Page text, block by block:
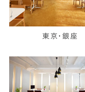
東京・銀座